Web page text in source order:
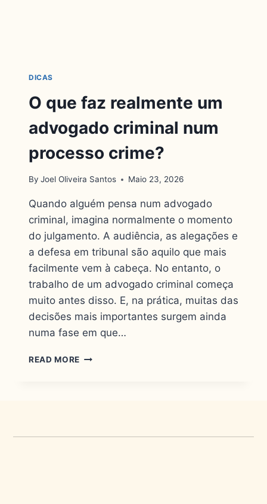
DICAS
O que faz realmente um
advogado criminal num
processo crime?
By Joel Oliveira Santos Maio 23, 2026
Quando alguém pensa num advogado
criminal, imagina normalmente o momento
do julgamento. A audiência, as alegações e
a defesa em tribunal são aquilo que mais
facilmente vem à cabeça. No entanto, o
trabalho de um advogado criminal começa
muito antes disso. E, na prática, muitas das
decisões mais importantes surgem ainda
numa fase em que…
READ MORE